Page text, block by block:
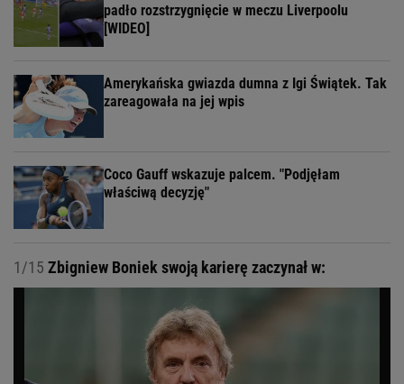
padło rozstrzygnięcie w meczu Liverpoolu
[WIDEO]
Amerykańska gwiazda dumna z Igi Świątek. Tak
zareagowała na jej wpis
Coco Gauff wskazuje palcem. "Podjęłam
właściwą decyzję"
1/15 Zbigniew Boniek swoją karierę zaczynał w: